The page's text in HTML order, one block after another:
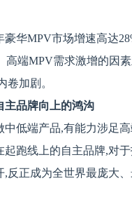
豪华MPV市场增速高达
高端MPV需求激增的因
卷加剧。
主品牌向上的鸿沟
低端产品,有能力涉足
跑线上的自主品牌,对
反正成为全世界最庞大